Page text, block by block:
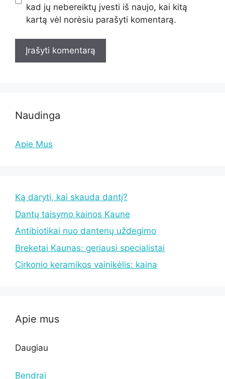
kad jų nebereiktų įvesti iš naujo, kai kitą
kartą vėl norėsiu parašyti komentarą.
Naudinga
Apie Mus
Ką daryti, kai skauda dantį?
Dantų taisymo kainos Kaune
Antibiotikai nuo dantenų uždegimo
Breketai Kaunas: geriausi specialistai
Cirkonio keramikos vainikėlis: kaina
Apie mus
Daugiau
Bendrai